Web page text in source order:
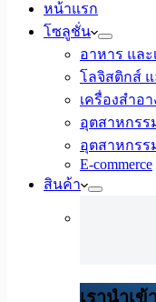
หน้าแรก
โซลูชั่น
อาหาร และ
โลจิสติกส์
เครื่องสำอ
อุตสาหกรร
อุตสาหกรร
E-commerce
สินค้า
เรานำเ